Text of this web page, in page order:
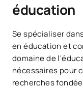
éducation
Se spécialiser
en éducation et
domaine de
nécessaires pour
recherches